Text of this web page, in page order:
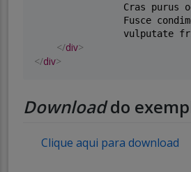
Cras purus
Fusce
vulputate
</div>
</div>
Downloaddo
Clique aqui para download